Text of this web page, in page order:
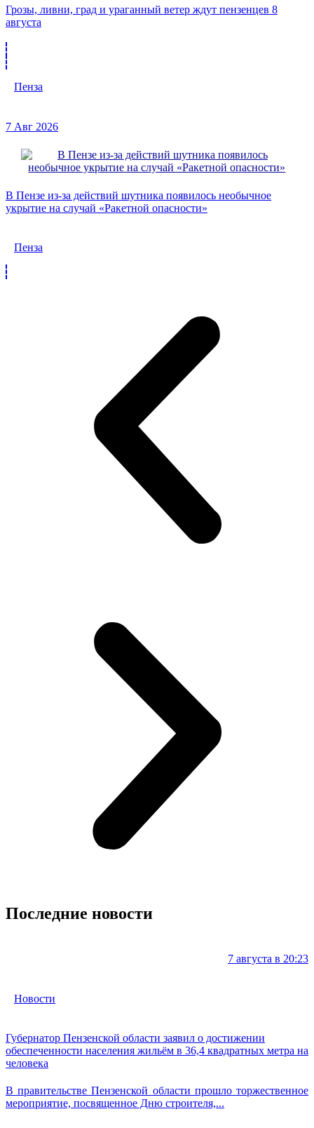
Грозы, ливни, град и ураганный ветер ждут пензенцев 8
августа
Пенза
7 Авг 2026
В Пензе из-за действий шутника появилось необычное
укрытие на случай «Ракетной опасности»
Пенза
Последние новости
7 августа в 20:23
Новости
Губернатор Пензенской области заявил о достижении
обеспеченности населения жильём в 36,4 квадратных метра на
человека
В правительстве Пензенской области прошло торжественное
мероприятие, посвященное Дню строителя,...